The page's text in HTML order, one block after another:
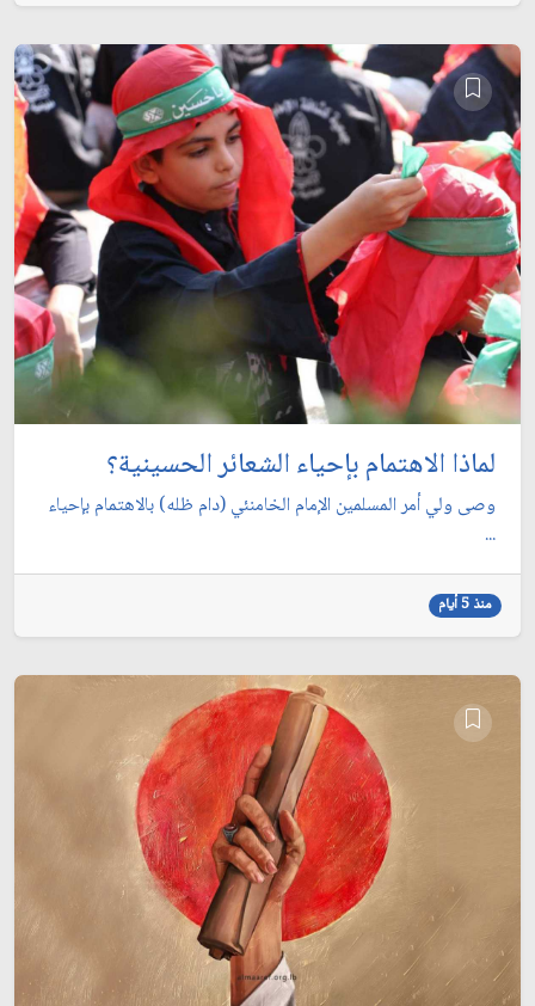
لماذا الاهتمام بإحياء الشعائر الحسينية؟
وصى ولي أمر المسلمين الإمام الخامنئي (دام ظله) بالاهتمام بإحياء
...
منذ 5 أيام